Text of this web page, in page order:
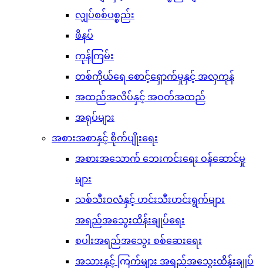
လျှပ်စစ်ပစ္စည်း
ဖိနပ်
ကုန်ကြမ်း
တစ်ကိုယ်ရေ စောင့်ရှောက်မှုနှင့် အလှကုန်
အထည်အလိပ်နှင့် အဝတ်အထည်
အရုပ်များ
အစားအစာနှင့် စိုက်ပျိုးရေး
အစားအသောက် ဘေးကင်းရေး ဝန်ဆောင်မှု
များ
သစ်သီးဝလံနှင့် ဟင်းသီးဟင်းရွက်များ
အရည်အသွေးထိန်းချုပ်ရေး
စပါးအရည်အသွေး စစ်ဆေးရေး
အသားနှင့် ကြက်များ အရည်အသွေးထိန်းချုပ်